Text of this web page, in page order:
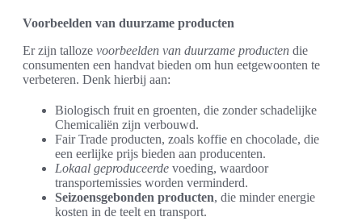
Voorbeelden van duurzame producten
Er zijn talloze voorbeelden van duurzame producten die
consumenten een handvat bieden om hun eetgewoonten te
verbeteren. Denk hierbij aan:
Biologisch fruit en groenten, die zonder schadelijke
Chemicaliën zijn verbouwd.
Fair Trade producten, zoals koffie en chocolade, die
een eerlijke prijs bieden aan producenten.
Lokaal geproduceerde voeding, waardoor
transportemissies worden verminderd.
Seizoensgebonden producten, die minder energie
kosten in de teelt en transport.